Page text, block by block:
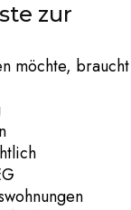
zur
möchte, braucht